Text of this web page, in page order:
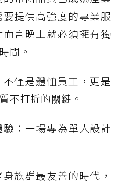
提供高強度的專業服
言晚上就必須擁有獨
間。
僅是體恤員工，更是
不打折的關鍵。
：一場專為單人設計
族群最友善的時代，